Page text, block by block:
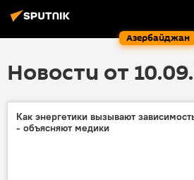
Азербайджан
Новости от
Как энергетики вызывают
- объясняют медики